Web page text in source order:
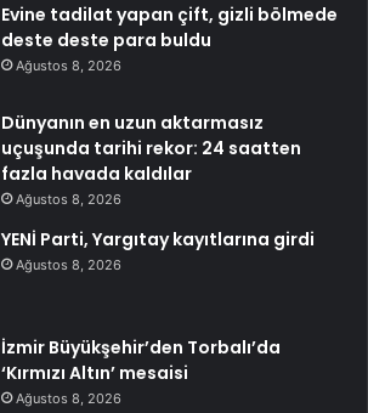
Evine tadilat yapan çift, gizli bölmede
deste deste para buldu
Ağustos 8, 2026
Dünyanın en uzun aktarmasız
uçuşunda tarihi rekor: 24 saatten
fazla havada kaldılar
Ağustos 8, 2026
YENİ Parti, Yargıtay kayıtlarına girdi
Ağustos 8, 2026
İzmir Büyükşehir’den Torbalı’da
‘Kırmızı Altın’ mesaisi
Ağustos 8, 2026